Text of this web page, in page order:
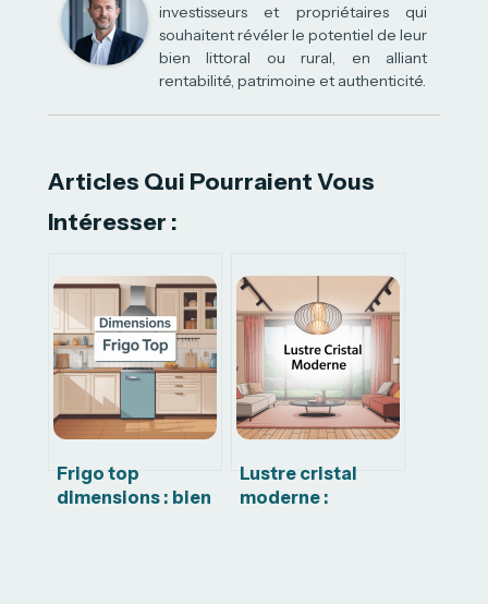
investisseurs et propriétaires qui
souhaitent révéler le potentiel de leur
bien littoral ou rural, en alliant
rentabilité, patrimoine et authenticité.
Articles Qui Pourraient Vous
Intéresser :
Frigo top
dimensions : bien
Lustre cristal
moderne :